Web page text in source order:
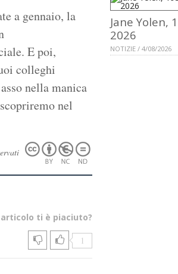
a gennaio, la
E poi,
colleghi
nella manica
nel
ti è piaciuto?
1
Jane Yolen,
2026
NOTIZIE / 4/08/2026